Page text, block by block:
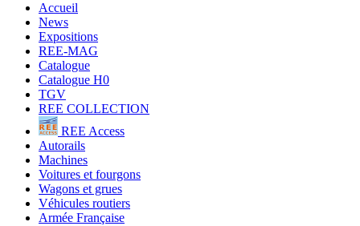
Accueil
News
Expositions
REE-MAG
Catalogue
Catalogue H0
TGV
REE COLLECTION
REE Access
Autorails
Machines
Voitures et fourgons
Wagons et grues
Véhicules routiers
Armée Française